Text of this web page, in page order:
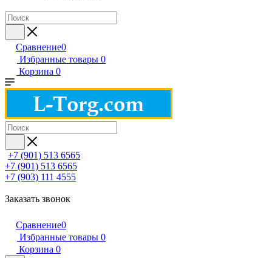
Сравнение0
Избранные товары 0
Корзина 0
+7 (901) 513 6565
+7 (901) 513 6565
+7 (903) 111 4555
Заказать звонок
Сравнение0
Избранные товары 0
Корзина 0